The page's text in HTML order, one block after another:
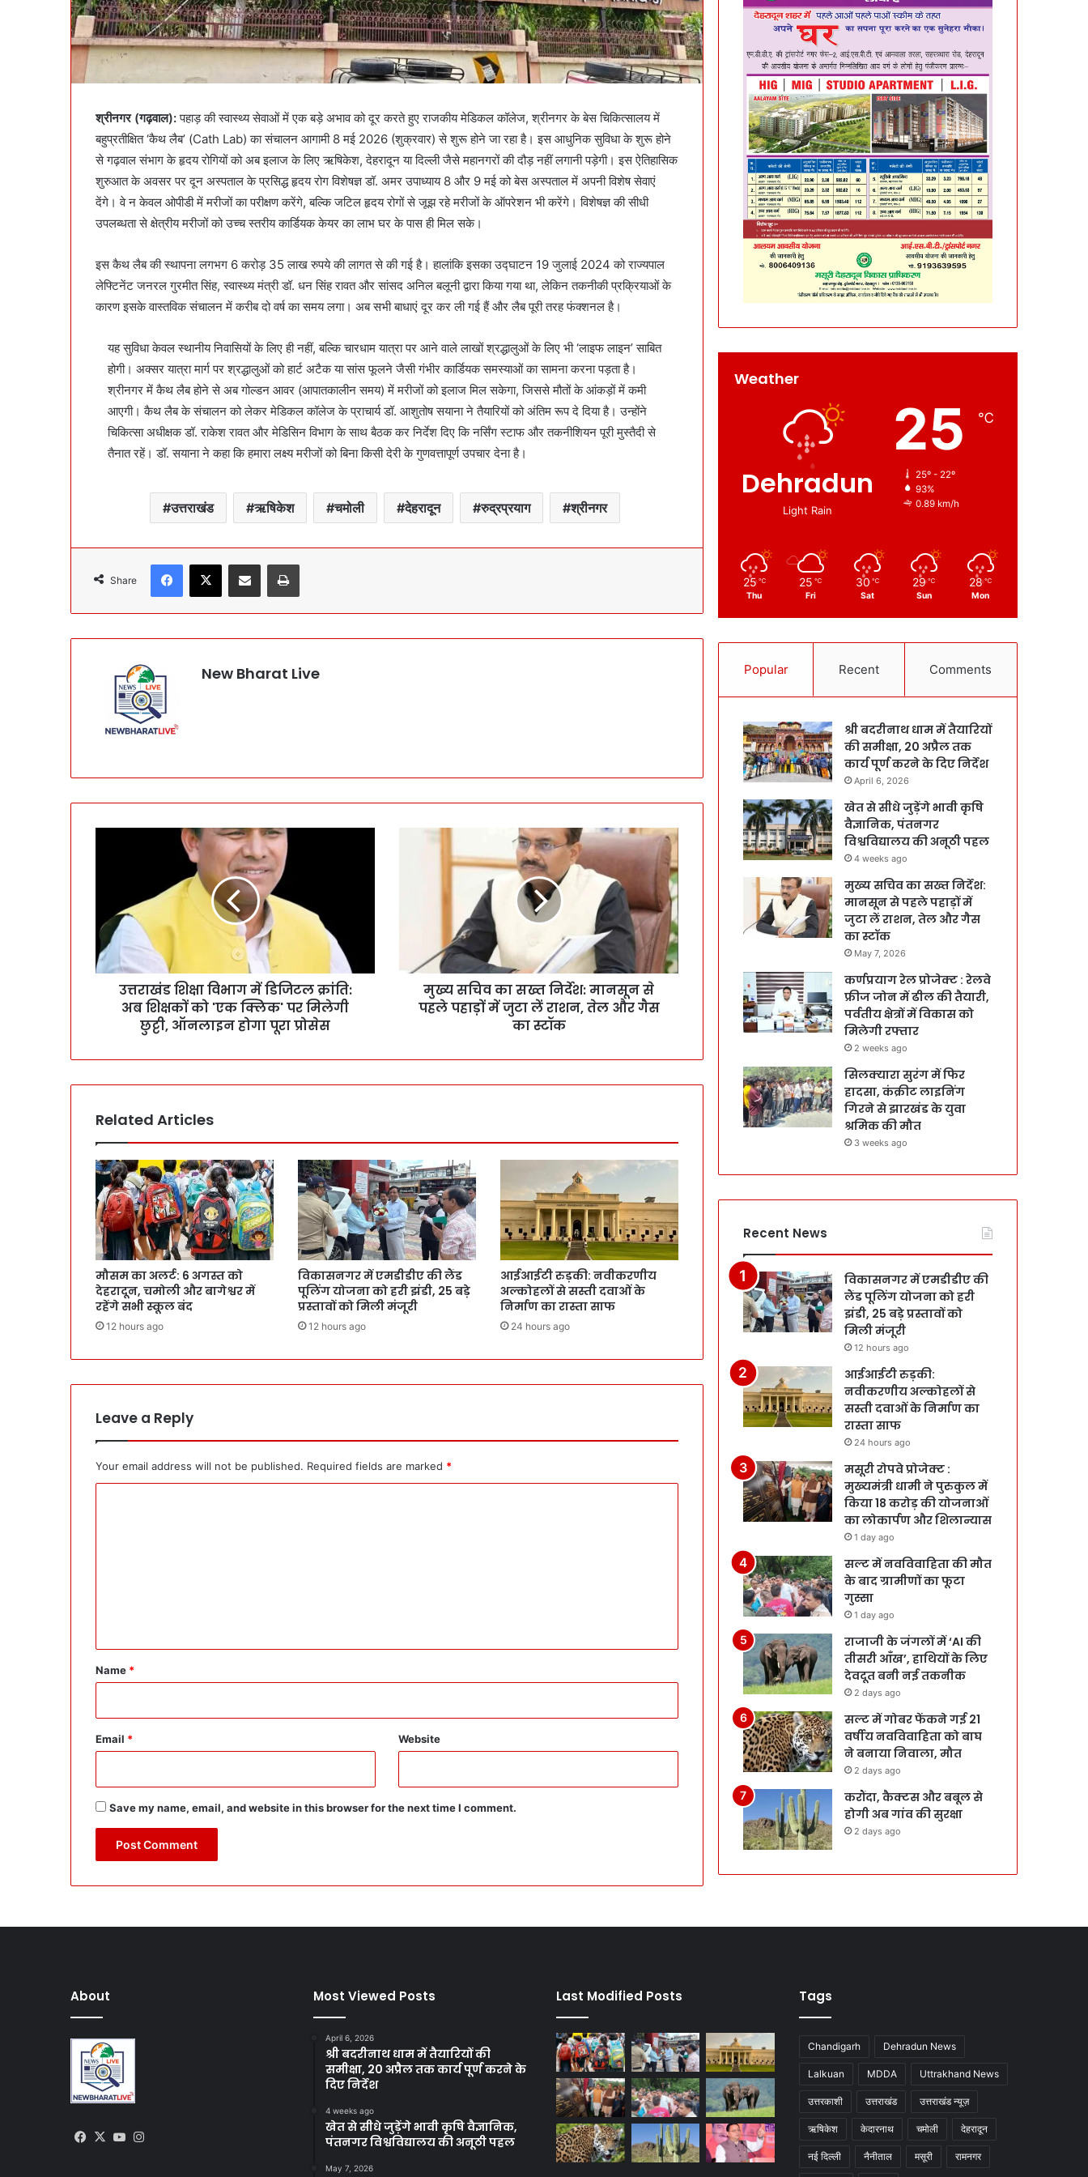
श्रीनगर (गढ़वाल):पहाड़ की स्वास्थ्य सेवाओं में एक बड़े अभाव को दूर करते हुए राजकीय मेडिकल कॉलेज, श्रीनगर के बेस चिकित्सालय में
बहुप्रतीक्षित ‘कैथ लैब’ (Cath Lab) का संचालन आगामी 8 मई 2026 (शुक्रवार) से शुरू होने जा रहा है। इस आधुनिक सुविधा के शुरू होने
से गढ़वाल संभाग के हृदय रोगियों को अब इलाज के लिए ऋषिकेश, देहरादून या दिल्ली जैसे महानगरों की दौड़ नहीं लगानी पड़ेगी। इस ऐतिहासिक
शुरुआत के अवसर पर दून अस्पताल के प्रसिद्ध हृदय रोग विशेषज्ञ डॉ. अमर उपाध्याय 8 और 9 मई को बेस अस्पताल में अपनी विशेष सेवाएं
देंगे। वे न केवल ओपीडी में मरीजों का परीक्षण करेंगे, बल्कि जटिल हृदय रोगों से जूझ रहे मरीजों के ऑपरेशन भी करेंगे। विशेषज्ञ की सीधी
उपलब्धता से क्षेत्रीय मरीजों को उच्च स्तरीय कार्डियक केयर का लाभ घर के पास ही मिल सके।
इस कैथ लैब की स्थापना लगभग 6 करोड़ 35 लाख रुपये की लागत से की गई है। हालांकि इसका उद्घाटन 19 जुलाई 2024 को राज्यपाल
लेफ्टिनेंट जनरल गुरमीत सिंह, स्वास्थ्य मंत्री डॉ. धन सिंह रावत और सांसद अनिल बलूनी द्वारा किया गया था, लेकिन तकनीकी प्रक्रियाओं के
कारण इसके वास्तविक संचालन में करीब दो वर्ष का समय लगा। अब सभी बाधाएं दूर कर ली गई हैं और लैब पूरी तरह फंक्शनल है।
यह सुविधा केवल स्थानीय निवासियों के लिए ही नहीं, बल्कि चारधाम यात्रा पर आने वाले लाखों श्रद्धालुओं के लिए भी ‘लाइफ लाइन’ साबित
होगी। अक्सर यात्रा मार्ग पर श्रद्धालुओं को हार्ट अटैक या सांस फूलने जैसी गंभीर कार्डियक समस्याओं का सामना करना पड़ता है।
श्रीनगर में कैथ लैब होने से अब गोल्डन आवर (आपातकालीन समय) में मरीजों को इलाज मिल सकेगा, जिससे मौतों के आंकड़ों में कमी
आएगी। कैथ लैब के संचालन को लेकर मेडिकल कॉलेज के प्राचार्य डॉ. आशुतोष सयाना ने तैयारियों को अंतिम रूप दे दिया है। उन्होंने
चिकित्सा अधीक्षक डॉ. राकेश रावत और मेडिसिन विभाग के साथ बैठक कर निर्देश दिए कि नर्सिंग स्टाफ और तकनीशियन पूरी मुस्तैदी से
तैनात रहें। डॉ. सयाना ने कहा कि हमारा लक्ष्य मरीजों को बिना किसी देरी के गुणवत्तापूर्ण उपचार देना है।
उत्तराखंड ऋषिकेश चमोली देहरादून रुद्रप्रयाग श्रीनगर
Share
New Bharat Live
उत्तराखंड शिक्षा विभाग में डिजिटल क्रांति:
अब शिक्षकों को 'एक क्लिक' पर मिलेगी
छुट्टी, ऑनलाइन होगा पूरा प्रोसेस
मुख्य सचिव का सख्त निर्देश: मानसून से
पहले पहाड़ों में जुटा लें राशन, तेल और गैस
का स्टॉक
Related Articles
मौसम का अलर्ट: 6 अगस्त को
देहरादून, चमोली और बागेश्वर में
रहेंगे सभी स्कूल बंद
12 hours ago
विकासनगर में एमडीडीए की लैंड
पूलिंग योजना को हरी झंडी, 25 बड़े
प्रस्तावों को मिली मंजूरी
12 hours ago
आईआईटी रुड़की: नवीकरणीय
अल्कोहलों से सस्ती दवाओं के
निर्माण का रास्ता साफ
24 hours ago
Leave a Reply
Your email address will not be published. Required fields are marked *
*
Name *
Email * Website
Save my name, email, and website in this browser for the next time I comment.
Weather
Dehradun
Light Rain
25 ℃
25º - 22º
93%
0.89 km/h
25 ℃
Thu
25 ℃
Fri
30 ℃
Sat
29 ℃
Sun
28 ℃
Mon
Popular Recent Comments
श्री बदरीनाथ धाम में तैयारियों
की समीक्षा, 20 अप्रैल तक
कार्य पूर्ण करने के दिए निर्देश
April 6, 2026
खेत से सीधे जुड़ेंगे भावी कृषि
वैज्ञानिक, पंतनगर
विश्वविद्यालय की अनूठी पहल
4 weeks ago
मुख्य सचिव का सख्त निर्देश:
मानसून से पहले पहाड़ों में
जुटा लें राशन, तेल और गैस
का स्टॉक
May 7, 2026
कर्णप्रयाग रेल प्रोजेक्ट : रेलवे
फ्रीज जोन में ढील की तैयारी,
पर्वतीय क्षेत्रों में विकास को
मिलेगी रफ्तार
2 weeks ago
सिलक्यारा सुरंग में फिर
हादसा, कंक्रीट लाइनिंग
गिरने से झारखंड के युवा
श्रमिक की मौत
3 weeks ago
Recent News
विकासनगर में एमडीडीए की
लैंड पूलिंग योजना को हरी
झंडी, 25 बड़े प्रस्तावों को
मिली मंजूरी
12 hours ago
आईआईटी रुड़की:
नवीकरणीय अल्कोहलों से
सस्ती दवाओं के निर्माण का
रास्ता साफ
24 hours ago
मसूरी रोपवे प्रोजेक्ट :
मुख्‍यमंत्री धामी ने पुरुकुल में
किया 18 करोड़ की योजनाओं
का लोकार्पण और शिलान्यास
1 day ago
सल्ट में नवविवाहिता की मौत
के बाद ग्रामीणों का फूटा
गुस्सा
1 day ago
राजाजी के जंगलों में ‘AI की
तीसरी आँख’, हाथियों के लिए
देवदूत बनी नई तकनीक
2 days ago
सल्ट में गोबर फेंकने गई 21
वर्षीय नवविवाहिता को बाघ
ने बनाया निवाला, मौत
2 days ago
करौंदा, कैक्टस और बबूल से
होगी अब गांव की सुरक्षा
2 days ago
About
Facebook
X YouTube
Most Viewed Posts
April 6, 2026
श्री बदरीनाथ धाम में तैयारियों की
समीक्षा, 20 अप्रैल तक कार्य पूर्ण करने के
दिए निर्देश
4 weeks ago
खेत से सीधे जुड़ेंगे भावी कृषि वैज्ञानिक,
पंतनगर विश्वविद्यालय की अनूठी पहल
May 7, 2026
Last Modified Posts Tags
Chandigarh Dehradun News
Lalkuan MDDA Uttrakhand News
उत्तरकाशी उत्तराखंड उत्तराखंड न्यूज़
ऋषिकेश केदारनाथ चमोली देहरादून
नई दिल्ली नैनीताल मसूरी रामनगर